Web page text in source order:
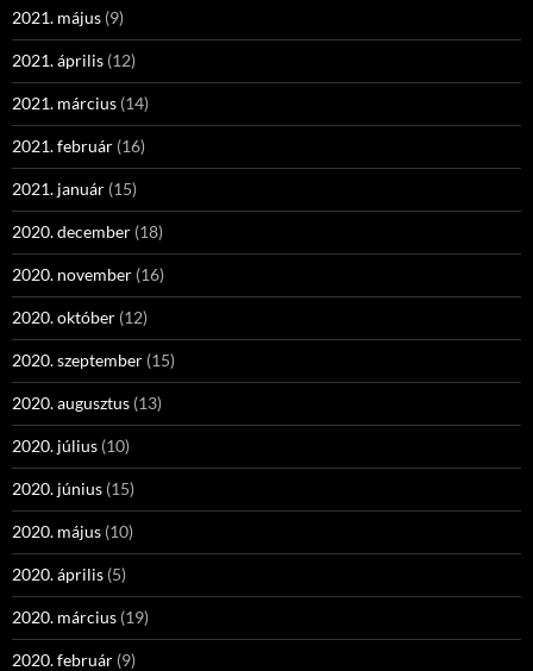
2021. május (9)
2021. április (12)
2021. március (14)
2021. február (16)
2021. január (15)
2020. december (18)
2020. november (16)
2020. október (12)
2020. szeptember (15)
2020. augusztus (13)
2020. július (10)
2020. június (15)
2020. május (10)
2020. április (5)
2020. március (19)
2020. február (9)